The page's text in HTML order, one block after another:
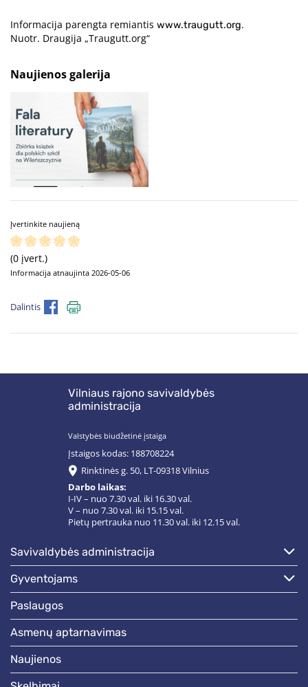
Informacija parengta remiantis www.traugutt.org.
Nuotr. Draugija „Traugutt.org“
Naujienos galerija
Įvertinkite naujieną
(0 įvert.)
Informacija atnaujinta 2026-05-06
Dalintis
Vilniaus rajono savivaldybės
administracija
Valstybės biudžetinė įstaiga
Įstaigos kodas: 188708224
Rinktinės g. 50, LT-09318 Vilnius
Darbo laikas:
I-IV – nuo 7.30 val. iki 16.30 val.
V – nuo 7.30 val. iki 15.15 val.
Pietų pertrauka nuo 11.30 val. iki 12.15 val.
savivaldybės administracija
gyventojams
paslaugos
asmenų aptarnavimas
naujienos